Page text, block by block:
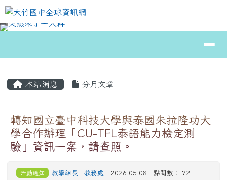
跳至主內容區
大竹國中全球資訊網
⏸
本站消息 分月文章
轉知國立臺中科技大學與泰國朱拉隆功大
學合作辦理「CU-TFL泰語能力檢定測
驗」資訊一案，請查照。
活動通知 教學組長 - 教務處 | 2026-05-08 | 點閱數： 72